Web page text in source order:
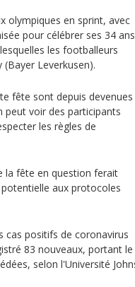
olympiques en sprint, avec
pour célébrer ses 34
les footballeurs
Leverkusen).
fête sont depuis devenues
peut voir des participants
les règles de
la fête en question ferait
aux protocoles
cas positifs de coronavirus
83 nouveaux, portant le
selon l'Université